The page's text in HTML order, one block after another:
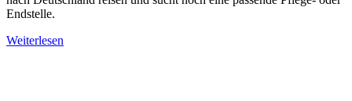
Endstelle.
Weiterlesen